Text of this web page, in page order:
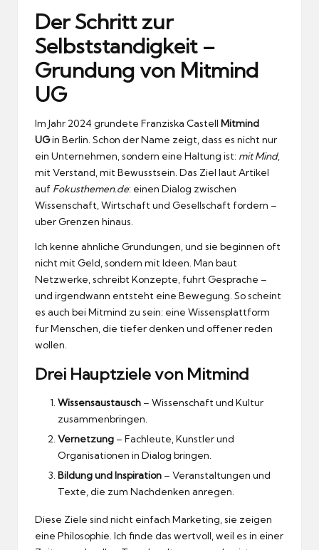
Der Schritt zur
Selbststandigkeit –
Grundung von Mitmind
UG
Im Jahr 2024 grundete Franziska Castell Mitmind
UGin Berlin. Schon der Name zeigt, dass es nicht nur
ein Unternehmen, sondern eine Haltung ist: mit Mind,
mit Verstand, mit Bewusstsein. Das Ziel laut Artikel
auf Fokusthemen.de: einen Dialog zwischen
Wissenschaft, Wirtschaft und Gesellschaft fordern –
uber Grenzen hinaus.
Ich kenne ahnliche Grundungen, und sie beginnen oft
nicht mit Geld, sondern mit Ideen. Man baut
Netzwerke, schreibt Konzepte, fuhrt Gesprache –
und irgendwann entsteht eine Bewegung. So scheint
es auch bei Mitmind zu sein: eine Wissensplattform
fur Menschen, die tiefer denken und offener reden
wollen.
Drei Hauptziele von Mitmind
Wissensaustausch – Wissenschaft und Kultur
zusammenbringen.
Vernetzung – Fachleute, Kunstler und
Organisationen in Dialog bringen.
Bildung und Inspiration – Veranstaltungen und
Texte, die zum Nachdenken anregen.
Diese Ziele sind nicht einfach Marketing, sie zeigen
eine Philosophie. Ich finde das wertvoll, weil es in einer